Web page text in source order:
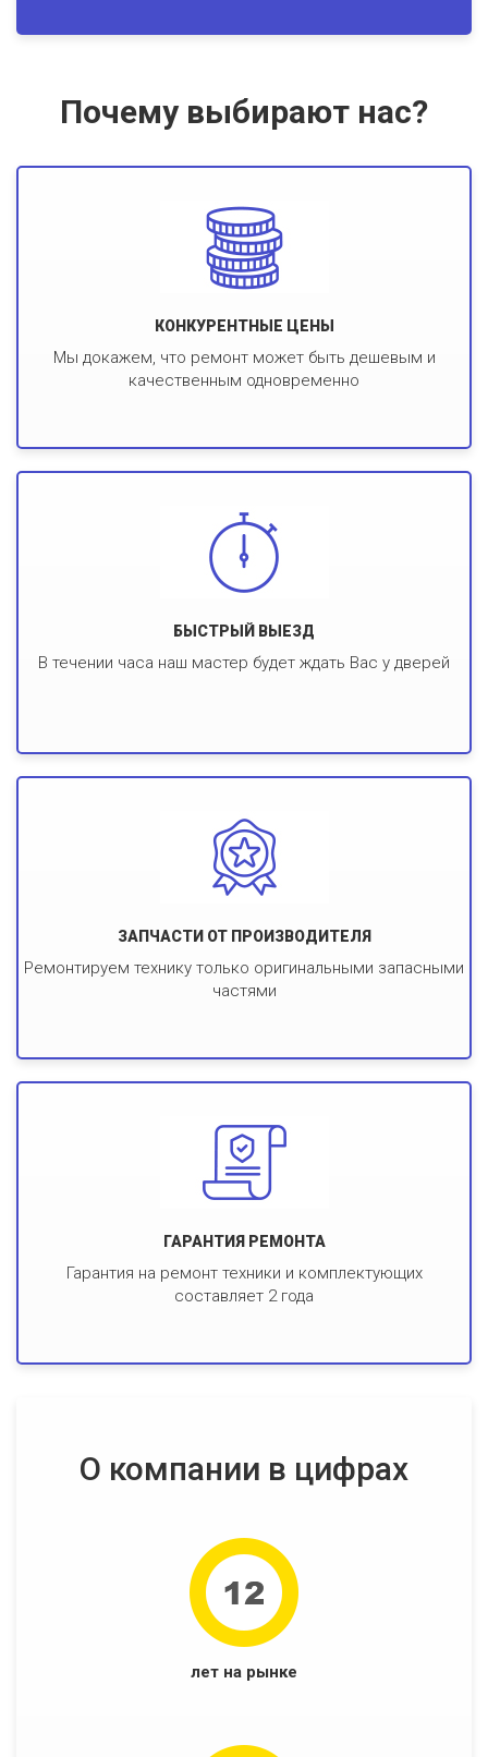
Почему выбирают нас?
КОНКУРЕНТНЫЕ ЦЕНЫ
Мы докажем, что ремонт может быть дешевым и
качественным одновременно
БЫСТРЫЙ ВЫЕЗД
В течении часа наш мастер будет ждать Вас у дверей
ЗАПЧАСТИ ОТ ПРОИЗВОДИТЕЛЯ
Ремонтируем технику только оригинальными запасными
частями
ГАРАНТИЯ РЕМОНТА
Гарантия на ремонт техники и комплектующих
составляет 2 года
О компании в цифрах
лет на рынке